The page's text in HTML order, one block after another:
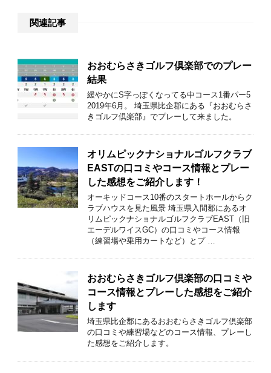
関連記事
おおむらさきゴルフ倶楽部でのプレー
結果
緩やかにS字っぽくなってる中コース1番パー5
2019年6月。 埼玉県比企郡にある『おおむらさ
きゴルフ倶楽部』でプレーして来ました。
オリムピックナショナルゴルフクラブ
EASTの口コミやコース情報とプレー
した感想をご紹介します！
オーキッドコース10番のスタートホールからク
ラブハウスを見た風景 埼玉県入間郡にあるオ
リムピックナショナルゴルフクラブEAST（旧
エーデルワイスGC）の口コミやコース情報
（練習場や乗用カートなど）とプ …
おおむらさきゴルフ倶楽部の口コミや
コース情報とプレーした感想をご紹介
します
埼玉県比企郡にあるおおむらさきゴルフ倶楽部
の口コミや練習場などのコース情報、プレーし
た感想をご紹介します。